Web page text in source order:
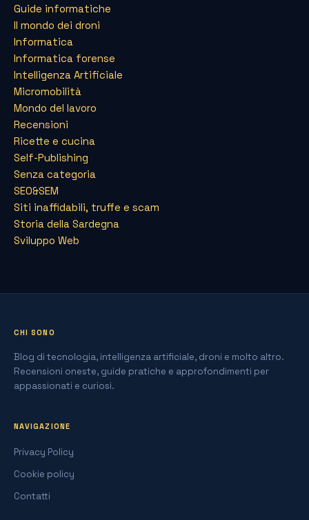
Guide informatiche
Il mondo dei droni
Informatica
Informatica forense
Intelligenza Artificiale
Micromobilità
Mondo del lavoro
Recensioni
Ricette e cucina
Self-Publishing
Senza categoria
SEO&SEM
Siti inaffidabili, truffe e scam
Storia della Sardegna
Sviluppo Web
CHI SONO
Blog di tecnologia, intelligenza artificiale, droni e molto altro.
Recensioni oneste, guide pratiche e approfondimenti per
appassionati e curiosi.
NAVIGAZIONE
Privacy Policy
Cookie policy
Contatti